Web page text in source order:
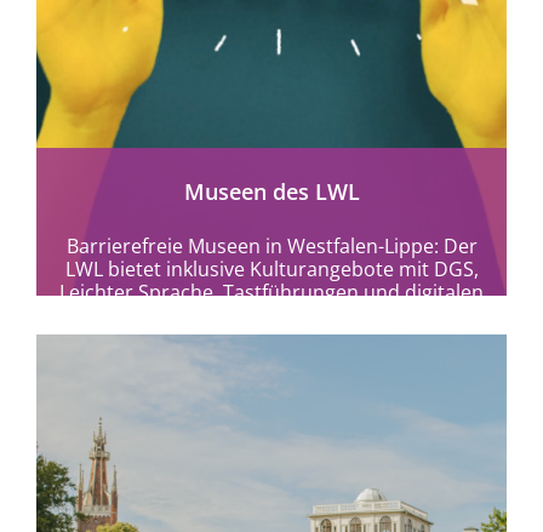
Museen des LWL
Barrierefreie Museen in Westfalen-Lippe: Der
LWL bietet inklusive Kulturangebote mit DGS,
Leichter Sprache, Tastführungen und digitalen